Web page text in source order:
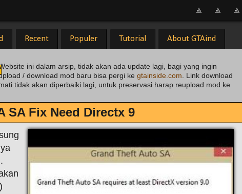
Recent Populer Tutorial About GTAind
ini dalam arsip, tidak akan ada update lagi, bagi yang ingin
/ download mod baru bisa pergi ke gtainside.com . Link download
tidak akan diperbaiki lagi, untuk preservasi harap reupload mod ke
SA Fix Need Directx 9